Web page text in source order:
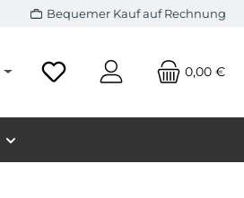
Bequemer Kauf auf Rechnung
0,00 €